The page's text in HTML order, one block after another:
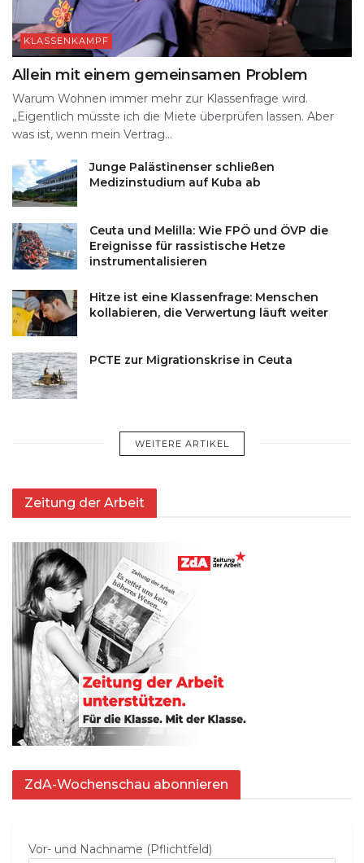
KLASSENKAMPF
Allein mit einem gemeinsamen Problem
Warum Wohnen immer mehr zur Klassenfrage wird.
„Eigentlich müsste ich die Miete überprüfen lassen. Aber
was ist, wenn mein Vertrag...
Junge Palästinenser schließen
Medizinstudium auf Kuba ab
Ceuta und Melilla: Wie FPÖ und ÖVP die
Ereignisse für rassistische Hetze
instrumentalisieren
Hitze ist eine Klassenfrage: Menschen
kollabieren, die Verwertung läuft weiter
PCTE zur Migrationskrise in Ceuta
WEITERE ARTIKEL
Zeitung der Arbeit
ZdA-Wochenschau abonnieren
Vor- und Nachname (Pflichtfeld)